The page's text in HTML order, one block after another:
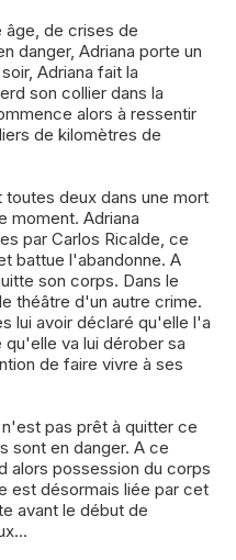
âge, de crises de
danger, Adriana porte un
Adriana fait la
son collier dans la
alors à ressentir
de kilomètres de
toutes deux dans une mort
moment. Adriana
par Carlos Ricalde, ce
battue l'abandonne. A
son corps. Dans le
théâtre d'un autre crime.
lui avoir déclaré qu'elle l'a
va lui dérober sa
de faire vivre à ses
pas prêt à quitter ce
sont en danger. A ce
alors possession du corps
est désormais liée par cet
avant le début de